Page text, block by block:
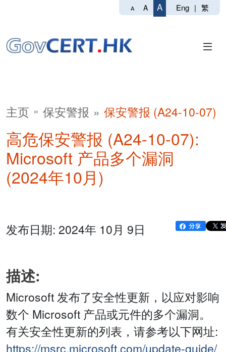
A A A Eng | 繁
主页 保安警报 保安警报 (A24-10-07)
高危保安警报 (A24-10-07):
Microsoft 产品多个漏洞
(2024年10月)
发布日期: 2024年 10月 9日
描述:
Microsoft 发布了安全性更新，以应对影响
数个 Microsoft 产品或元件的多个漏洞。
有关安全性更新的列表，请参考以下网址:
https://msrc.microsoft.com/update-guide/